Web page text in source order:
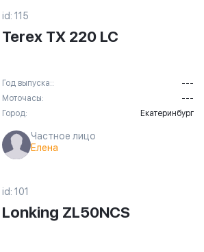
id: 115
Terex TX 220 LC
Год выпуска::
---
Моточасы:
---
Город:
Екатеринбург
Частное лицо
Елена
id: 101
Lonking ZL50NCS